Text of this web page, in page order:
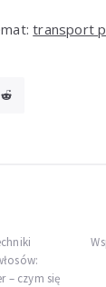
transport
– czym się